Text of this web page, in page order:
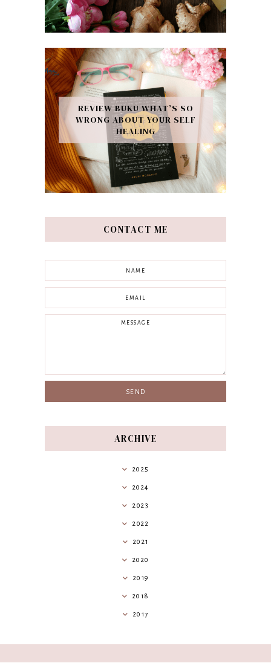
REVIEW BUKU WHAT’S SO
WRONG ABOUT YOUR SELF
HEALING
CONTACT ME
ARCHIVE
2025
2024
2023
2022
2021
2020
2019
2018
2017